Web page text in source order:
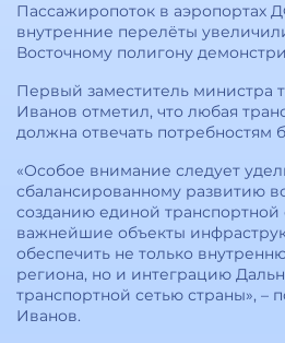
Пассажиропоток в аэропортах
внутренние перелёты
Восточному полигону
Первый заместитель министра
Иванов отметил, что любая
должна отвечать потребностям
«Особое внимание следует
сбалансированному развитию
созданию единой
важнейшие объекты
обеспечить не только
региона, но и интеграцию
транспортной сетью страны», –
Иванов.